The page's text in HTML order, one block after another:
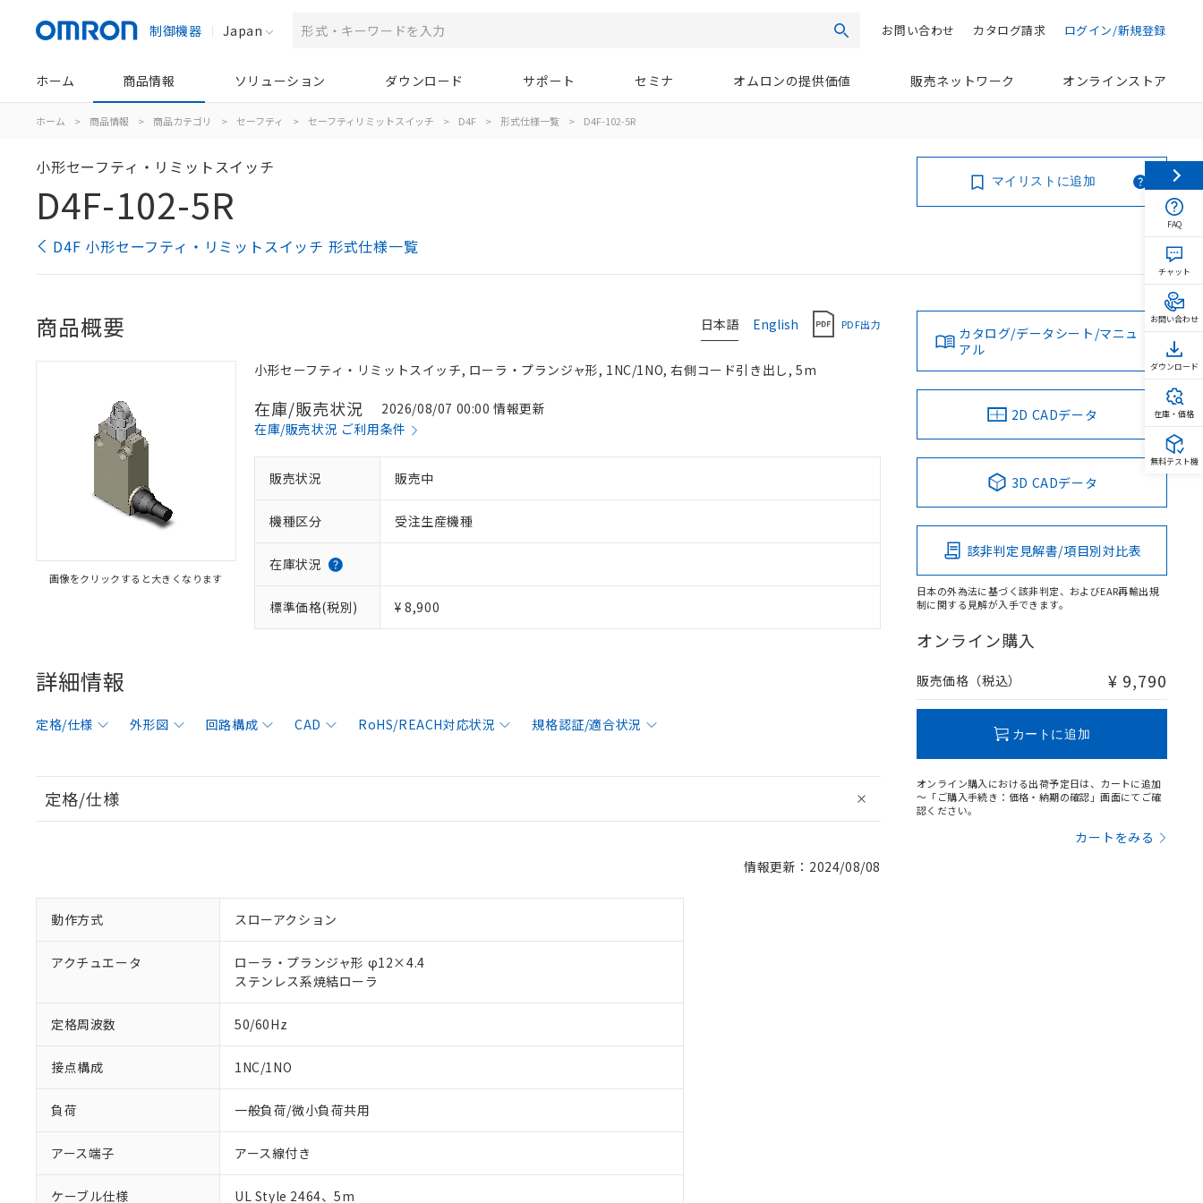
制御機器 Japan 検索 ログイン/新規登録
カタログ請求
お問い合わせ
ホーム 商品情報 ソリューション ダウンロード サポート セミナ オムロンの提供価値 販売ネットワーク オンラインストア
ホーム > 商品情報 > 商品カテゴリ > セーフティ > セーフティリミットスイッチ > D4F > 形式仕様一覧 > D4F-102-5R
小形セーフティ・リミットスイッチ
D4F-102-5R
D4F 小形セーフティ・リミットスイッチ 形式仕様一覧
マイリストに追加
日本語 English PDF出力
商品概要
画像をクリックすると大きくなります
小形セーフティ・リミットスイッチ, ローラ・プランジャ形, 1NC/1NO, 右側コード引き出し, 5m
在庫/販売状況
2026/08/07 00:00 情報更新
在庫/販売状況 ご利用条件
販売状況 販売中
機種区分 受注生産機種
在庫状況
標準価格(税別) ¥ 8,900
詳細情報
定格/仕様 外形図 回路構成 CAD RoHS/REACH対応状況 規格認証/適合状況
定格/仕様
情報更新：2024/08/08
動作方式 スローアクション
アクチュエータ
ローラ・プランジャ形 φ12×4.4
ステンレス系焼結ローラ
定格周波数 50/60Hz
接点構成 1NC/1NO
負荷 一般負荷/微小負荷共用
アース端子 アース線付き
ケーブル仕様
UL Style 2464、5m
カタログ/データシート/マニュ
アル
2D CADデータ
3D CADデータ
該非判定見解書/項目別対比表
日本の外為法に基づく該非判定、およびEAR再輸出規
制に関する見解が入手できます。
オンライン購入
販売価格（税込） ¥ 9,790
カートに追加
オンライン購入における出荷予定日は、カートに追加
～「ご購入手続き：価格・納期の確認」画面にてご確
認ください。
カートをみる
FAQ
チャット
お問い合わせ
ダウンロード
在庫・価格
無料テスト機